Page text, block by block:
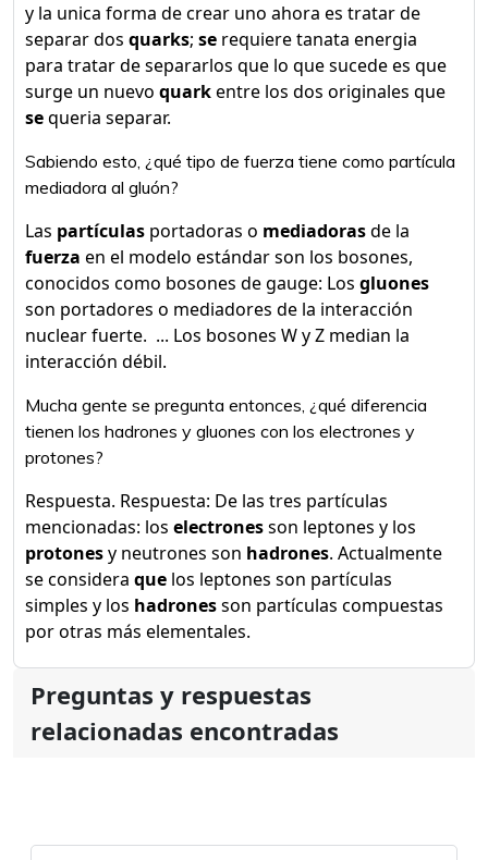
y la unica forma de crear uno ahora es tratar de
separar dos quarks; se requiere tanata energia
para tratar de separarlos que lo que sucede es que
surge un nuevo quarkentre los dos originales que
sequeria separar.
Sabiendo esto, ¿qué tipo de fuerza tiene como partícula
mediadora al gluón?
Las partículas portadoras o mediadorasde la
fuerza en el modelo estándar son los bosones,
conocidos como bosones de gauge: Los gluones
son portadores o mediadores de la interacción
nuclear fuerte. ​ ... Los bosones W y Z median la
interacción débil.
Mucha gente se pregunta entonces, ¿qué diferencia
tienen los hadrones y gluones con los electrones y
protones?
Respuesta. Respuesta: De las tres partículas
mencionadas: los electronesson leptones y los
protonesy neutrones son hadrones. Actualmente
se considera que los leptones son partículas
simples y los hadronesson partículas compuestas
por otras más elementales.
Preguntas y respuestas
relacionadas encontradas